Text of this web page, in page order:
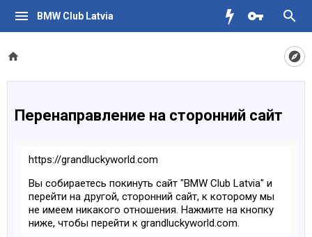
BMW Club Latvia
Перенаправление на сторонний сайт
https://grandluckyworld.com
Вы собираетесь покинуть сайт "BMW Club Latvia" и
перейти на другой, сторонний сайт, к которому мы
не имеем никакого отношения. Нажмите на кнопку
ниже, чтобы перейти к grandluckyworld.com.